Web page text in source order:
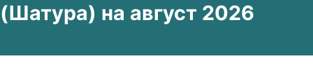
(Шатура) на август 2026